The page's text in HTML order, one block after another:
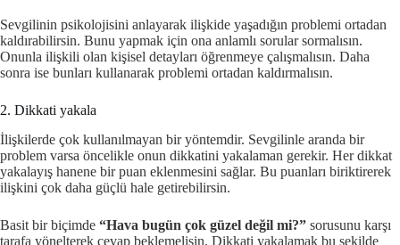
Sevgilinin psikolojisini anlayarak ilişkide yaşadığın problemi ortadan
kaldırabilirsin. Bunu yapmak için ona anlamlı sorular sormalısın.
Onunla ilişkili olan kişisel detayları öğrenmeye çalışmalısın. Daha
sonra ise bunları kullanarak problemi ortadan kaldırmalısın.
2. Dikkati yakala
İlişkilerde çok kullanılmayan bir yöntemdir. Sevgilinle aranda bir
problem varsa öncelikle onun dikkatini yakalaman gerekir. Her dikkat
yakalayış hanene bir puan eklenmesini sağlar. Bu puanları biriktirerek
ilişkini çok daha güçlü hale getirebilirsin.
Basit bir biçimde “Hava bugün çok güzel değil mi?” sorusunu karşı
tarafa yönelterek cevap beklemelisin. Dikkati yakalamak bu şekilde